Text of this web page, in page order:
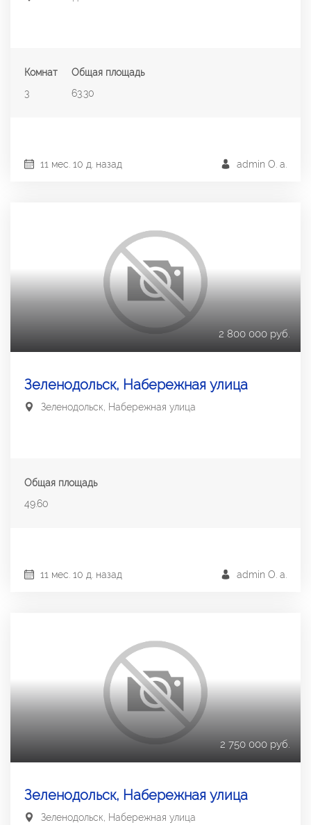
Комнат
3
Общая площадь
63.30
admin О. a.
11 мес. 10 д. назад
2 800 000 руб.
Зеленодольск, Набережная улица
Зеленодольск, Набережная улица
Общая площадь
49.60
admin О. a.
11 мес. 10 д. назад
2 750 000 руб.
Зеленодольск, Набережная улица
Зеленодольск, Набережная улица